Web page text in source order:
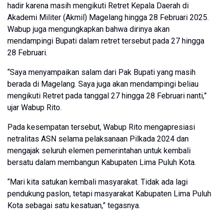
hadir karena masih mengikuti Retret Kepala Daerah di
Akademi Militer (Akmil) Magelang hingga 28 Februari 2025.
Wabup juga mengungkapkan bahwa dirinya akan
mendampingi Bupati dalam retret tersebut pada 27 hingga
28 Februari.
“Saya menyampaikan salam dari Pak Bupati yang masih
berada di Magelang. Saya juga akan mendampingi beliau
mengikuti Retret pada tanggal 27 hingga 28 Februari nanti,”
ujar Wabup Rito.
Pada kesempatan tersebut, Wabup Rito mengapresiasi
netralitas ASN selama pelaksanaan Pilkada 2024 dan
mengajak seluruh elemen pemerintahan untuk kembali
bersatu dalam membangun Kabupaten Lima Puluh Kota.
“Mari kita satukan kembali masyarakat. Tidak ada lagi
pendukung paslon, tetapi masyarakat Kabupaten Lima Puluh
Kota sebagai satu kesatuan,” tegasnya.